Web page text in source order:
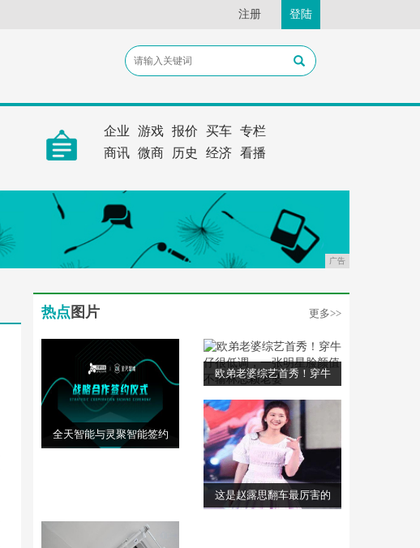
注册 登陆
企业 游戏 报价 买车 专栏
商讯 微商 历史 经济 看播
广告
热点 图片 更多>>
全天智能与灵聚智能签约
欧弟老婆综艺首秀！穿牛
这是赵露思翻车最厉害的